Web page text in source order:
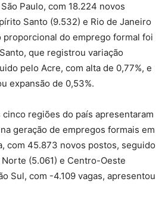
Paulo, com 18.224 novos
Santo (9.532) e Rio de Janeiro
proporcional do emprego formal foi
que registrou variação
pelo Acre, com alta de 0,77%, e
expansão de 0,53%.
cinco regiões do país apresentaram
geração de empregos formais em
com 45.873 novos postos, seguido
(5.061) e Centro-Oeste
Sul, com -4.109 vagas, apresentou